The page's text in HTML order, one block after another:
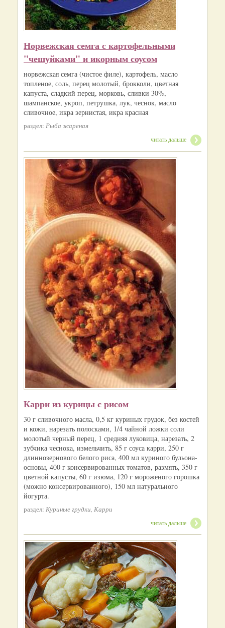
Норвежская семга с картофельными
"чешуйками" и икорным соусом
норвежская семга (чистое филе), картофель, масло
топленое, соль, перец молотый, брокколи, цветная
капуста, сладкий перец, морковь, сливки 30%,
шампанское, укроп, петрушка, лук, чеснок, масло
сливочное, икра зернистая, икра красная
раздел: Рыба жареная
читать дальше
Карри из курицы с рисом
30 г сливочного масла, 0,5 кг куриных грудок, без костей
и кожи, нарезать полосками, 1/4 чайной ложки соли
молотый черный перец, 1 средняя луковица, нарезать, 2
зубчика чеснока, измельчить, 85 г соуса карри, 250 г
длиннозернового белого риса, 400 мл куриного бульона-
основы, 400 г консервированных томатов, размять, 350 г
цветной капусты, 60 г изюма, 120 г мороженого горошка
(можно консервированного), 150 мл натурального
йогурта.
раздел: Куриные грудки, Карри
читать дальше